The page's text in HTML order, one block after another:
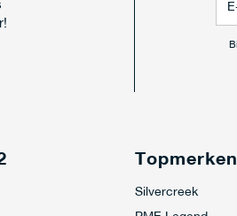
Topmerken
Silvercreek